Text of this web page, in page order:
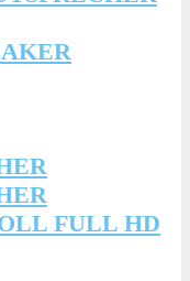
FULL HD